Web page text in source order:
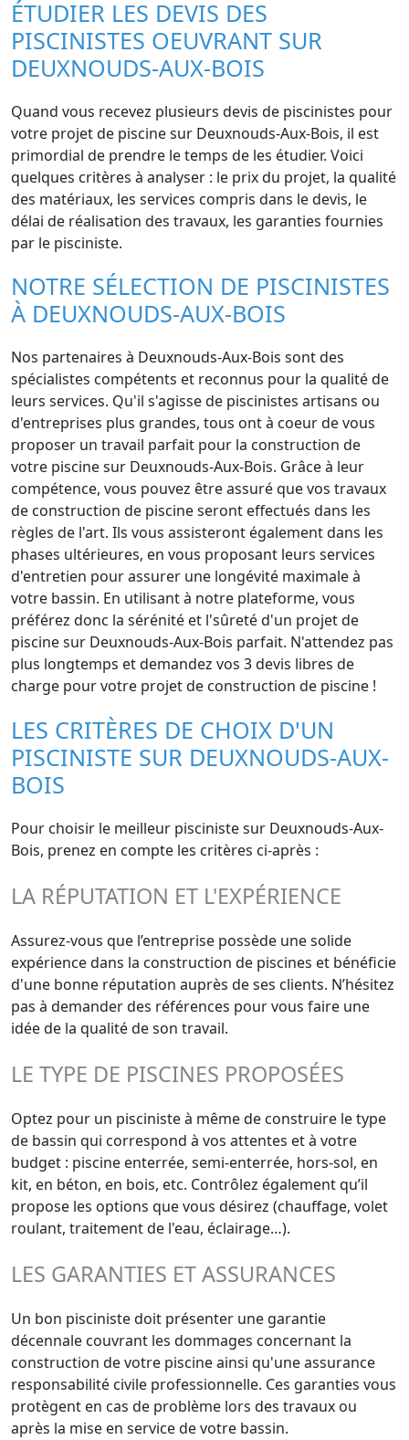
ÉTUDIER LES DEVIS DES
PISCINISTES OEUVRANT SUR
DEUXNOUDS-AUX-BOIS
Quand vous recevez plusieurs devis de piscinistes pour
votre projet de piscine sur Deuxnouds-Aux-Bois, il est
primordial de prendre le temps de les étudier. Voici
quelques critères à analyser : le prix du projet, la qualité
des matériaux, les services compris dans le devis, le
délai de réalisation des travaux, les garanties fournies
par le pisciniste.
NOTRE SÉLECTION DE PISCINISTES
À DEUXNOUDS-AUX-BOIS
Nos partenaires à Deuxnouds-Aux-Bois sont des
spécialistes compétents et reconnus pour la qualité de
leurs services. Qu'il s'agisse de piscinistes artisans ou
d'entreprises plus grandes, tous ont à coeur de vous
proposer un travail parfait pour la construction de
votre piscine sur Deuxnouds-Aux-Bois. Grâce à leur
compétence, vous pouvez être assuré que vos travaux
de construction de piscine seront effectués dans les
règles de l'art. Ils vous assisteront également dans les
phases ultérieures, en vous proposant leurs services
d'entretien pour assurer une longévité maximale à
votre bassin. En utilisant à notre plateforme, vous
préférez donc la sérénité et l'sûreté d'un projet de
piscine sur Deuxnouds-Aux-Bois parfait. N'attendez pas
plus longtemps et demandez vos 3 devis libres de
charge pour votre projet de construction de piscine !
LES CRITÈRES DE CHOIX D'UN
PISCINISTE SUR DEUXNOUDS-AUX-
BOIS
Pour choisir le meilleur pisciniste sur Deuxnouds-Aux-
Bois, prenez en compte les critères ci-après :
LA RÉPUTATION ET L'EXPÉRIENCE
Assurez-vous que l’entreprise possède une solide
expérience dans la construction de piscines et bénéficie
d'une bonne réputation auprès de ses clients. N’hésitez
pas à demander des références pour vous faire une
idée de la qualité de son travail.
LE TYPE DE PISCINES PROPOSÉES
Optez pour un pisciniste à même de construire le type
de bassin qui correspond à vos attentes et à votre
budget : piscine enterrée, semi-enterrée, hors-sol, en
kit, en béton, en bois, etc. Contrôlez également qu’il
propose les options que vous désirez (chauffage, volet
roulant, traitement de l'eau, éclairage…).
LES GARANTIES ET ASSURANCES
Un bon pisciniste doit présenter une garantie
décennale couvrant les dommages concernant la
construction de votre piscine ainsi qu'une assurance
responsabilité civile professionnelle. Ces garanties vous
protègent en cas de problème lors des travaux ou
après la mise en service de votre bassin.